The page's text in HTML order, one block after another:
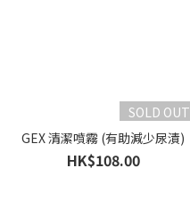
SOLD OUT
GEX 清潔噴霧 (有助減少尿漬)
HK$108.00